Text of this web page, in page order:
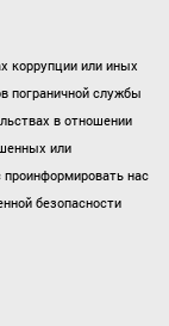
коррупции или иных
пограничной службы
в отношении
или
нас
безопасности